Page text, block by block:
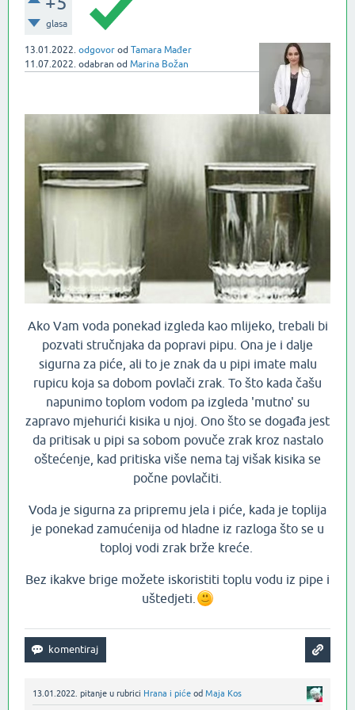
glasa
13.01.2022. odgovor od Tamara Mađer
11.07.2022. odabran od Marina Božan
Ako Vam voda ponekad izgleda kao mlijeko, trebali bi
pozvati stručnjaka da popravi pipu. Ona je i dalje
sigurna za piće, ali to je znak da u pipi imate malu
rupicu koja sa dobom povlači zrak. To što kada čašu
napunimo toplom vodom pa izgleda 'mutno' su
zapravo mjehurići kisika u njoj. Ono što se događa jest
da pritisak u pipi sa sobom povuče zrak kroz nastalo
oštećenje, kad pritiska više nema taj višak kisika se
počne povlačiti.
Voda je sigurna za pripremu jela i piće, kada je toplija
je ponekad zamućenija od hladne iz razloga što se u
toploj vodi zrak brže kreće.
Bez ikakve brige možete iskoristiti toplu vodu iz pipe i
uštedjeti.
13.01.2022. pitanje u rubrici Hrana i piće od Maja Kos